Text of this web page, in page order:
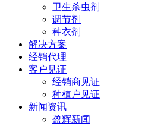
卫生杀虫剂
调节剂
种衣剂
解决方案
经销代理
客户见证
经销商见证
种植户见证
新闻资讯
盈辉新闻